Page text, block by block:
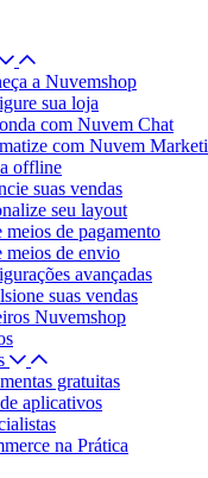
a Nuvemshop
sua loja
com Nuvem Chat
com Nuvem
offline
suas vendas
seu layout
de pagamento
meios de envio
avançadas
suas vendas
Nuvemshop
gratuitas
aplicativos
na Prática